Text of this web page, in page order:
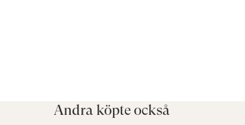
Andra köpte också